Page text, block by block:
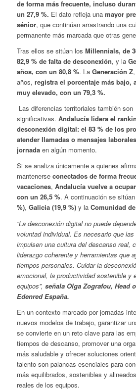
de forma más frecuente, incluso
un 27,9 %. El dato refleja una mayor
sénior, que continúan arrastrando una
permanente más marcada que otras
Tras ellos se sitúan los Millennials, de
82,9 % de falta de desconexión, y la
años, con un 80,8 %. LaGeneración Z,
años, registra el porcentaje más bajo,
muy elevado, con un 79,3 %.
Las diferencias territoriales también son
significativas. Andalucía lidera el
desconexión digital: el 83 % de los
atender llamadas o mensajes
jornadaen algún momento.
Si se analiza únicamente a quienes
mantenerse conectados de forma
vacaciones, Andalucía vuelve a
con un 26,5 %. A continuación se sitúan
%), Galicia (19,9 %)y la Comunidad
“La desconexión digital no puede
voluntad individual. Es necesario que
impulsen una cultura del descanso real,
liderazgo coherente y herramientas que
tiempos personales. Cuidar la
emocional, la productividad sostenible y
equipos”, señala Olga Zografou, Head
Edenred España.
En un contexto marcado por jornadas
nuevos modelos de trabajo, garantizar
se convierte en un reto clave para las
tiempos de descanso, promover una
más saludable y ofrecer soluciones
talento son palancas esenciales para
más equilibrados, sostenibles y
reales de los equipos.